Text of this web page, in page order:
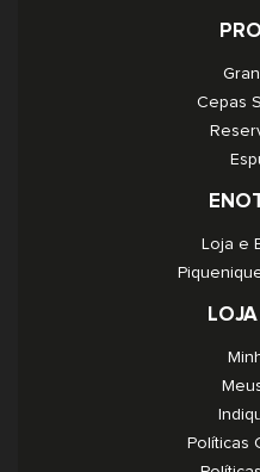
Cepas
Loja e
Políticas